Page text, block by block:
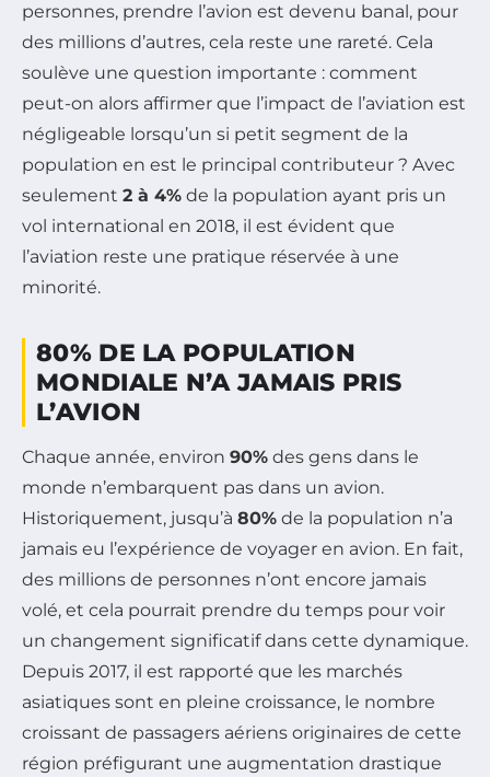
personnes, prendre l’avion est devenu banal, pour
des millions d’autres, cela reste une rareté. Cela
soulève une question importante : comment
peut-on alors affirmer que l’impact de l’aviation est
négligeable lorsqu’un si petit segment de la
population en est le principal contributeur ? Avec
seulement 2 à 4% de la population ayant pris un
vol international en 2018, il est évident que
l’aviation reste une pratique réservée à une
minorité.
80% DE LA POPULATION
MONDIALE N’A JAMAIS PRIS
L’AVION
Chaque année, environ 90% des gens dans le
monde n’embarquent pas dans un avion.
Historiquement, jusqu’à 80% de la population n’a
jamais eu l’expérience de voyager en avion. En fait,
des millions de personnes n’ont encore jamais
volé, et cela pourrait prendre du temps pour voir
un changement significatif dans cette dynamique.
Depuis 2017, il est rapporté que les marchés
asiatiques sont en pleine croissance, le nombre
croissant de passagers aériens originaires de cette
région préfigurant une augmentation drastique